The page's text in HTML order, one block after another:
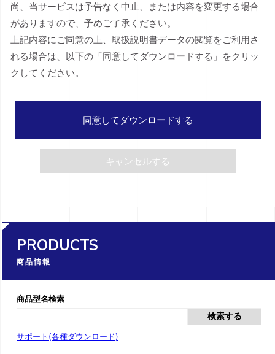
PRODUCTS
商品情報
商品型名検索
検索する
サポート(各種ダウンロード)
尚、当サービスは予告なく中止、または内容を変更する場合
がありますので、予めご了承ください。
上記内容にご同意の上、取扱説明書データの閲覧をご利用さ
れる場合は、以下の「同意してダウンロードする」をクリッ
クしてください。
同意してダウンロードする
キャンセルする